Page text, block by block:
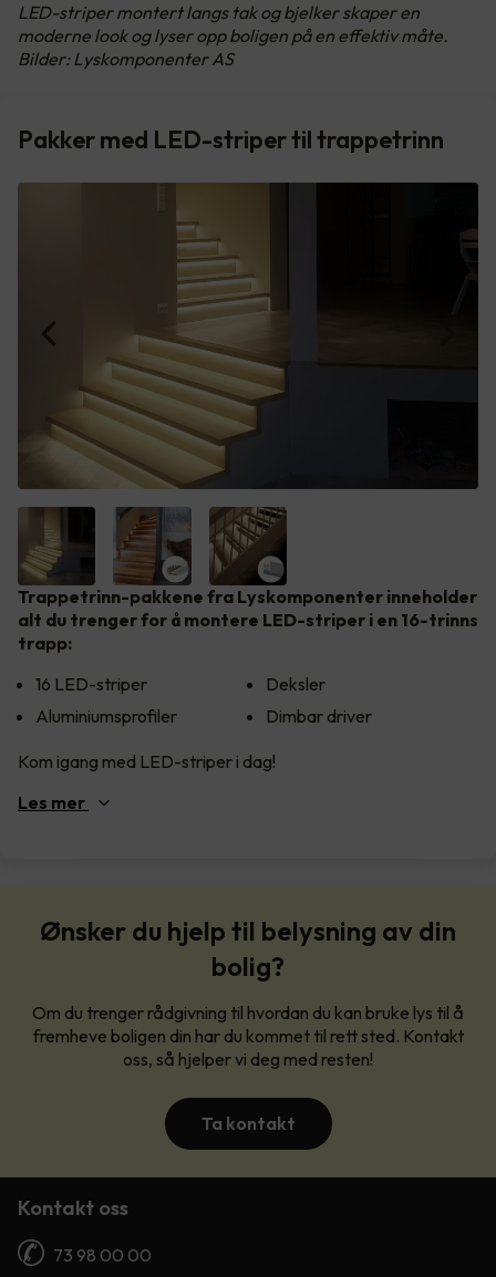
LED-striper montert langs tak og bjelker skaper en
moderne look og lyser opp boligen på en effektiv måte.
Bilder: Lyskomponenter AS
Pakker med LED-striper til trappetrinn
Trappetrinn-pakkene fra Lyskomponenter inneholder
alt du trenger for å montere LED-striper i en 16-trinns
trapp:
16 LED-striper
Aluminiumsprofiler
Deksler
Dimbar driver
Kom igang med LED-striper i dag!
Les mer
Ønsker du hjelp til belysning av din
bolig?
Om du trenger rådgivning til hvordan du kan bruke lys til å
fremheve boligen din har du kommet til rett sted. Kontakt
oss, så hjelper vi deg med resten!
Ta kontakt
Kontakt oss
73 98 00 00